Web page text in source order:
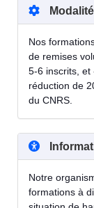
Nos
de remises
5-6 inscrits, et
réduction de
du CNRS.
Notre
formations à